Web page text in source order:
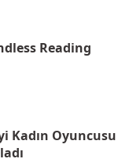
Reading
Kadın Oyuncusu